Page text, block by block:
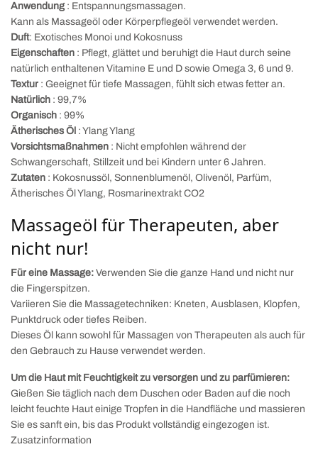
Anwendung: Entspannungsmassagen.
Kann als Massageöl oder Körperpflegeöl verwendet werden.
Duft: Exotisches Monoi und Kokosnuss
Eigenschaften : Pflegt, glättet und beruhigt die Haut durch seine
natürlich enthaltenen Vitamine E und D sowie Omega 3, 6 und 9.
Textur : Geeignet für tiefe Massagen, fühlt sich etwas fetter an.
Natürlich : 99,7%
Organisch : 99%
Ätherisches Öl : Ylang Ylang
Vorsichtsmaßnahmen : Nicht empfohlen während der
Schwangerschaft, Stillzeit und bei Kindern unter 6 Jahren.
Zutaten : Kokosnussöl, Sonnenblumenöl, Olivenöl, Parfüm,
Ätherisches Öl Ylang, Rosmarinextrakt CO2
Massageöl für Therapeuten, aber
nicht nur!
Für eine Massage:Verwenden Sie die ganze Hand und nicht nur
die Fingerspitzen.
Variieren Sie die Massagetechniken: Kneten, Ausblasen, Klopfen,
Punktdruck oder tiefes Reiben.
Dieses Öl kann sowohl für Massagen von Therapeuten als auch für
den Gebrauch zu Hause verwendet werden.
Um die Haut mit Feuchtigkeit zu versorgen und zu parfümieren:
Gießen Sie täglich nach dem Duschen oder Baden auf die noch
leicht feuchte Haut einige Tropfen in die Handfläche und massieren
Sie es sanft ein, bis das Produkt vollständig eingezogen ist.
Zusatzinformation